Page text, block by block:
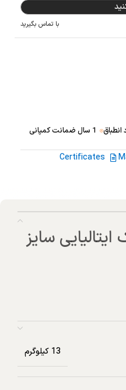
با تماس بگیرید
1 سال ضمانت کمپانی
Certificates
سایز
13 کیلوگرم